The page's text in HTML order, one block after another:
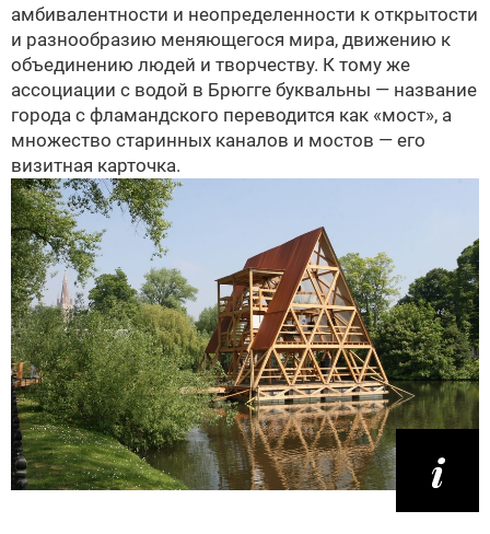
амбивалентности и неопределенности к открытости
и разнообразию меняющегося мира, движению к
объединению людей и творчеству. К тому же
ассоциации с водой в Брюгге буквальны — название
города с фламандского переводится как «мост», а
множество старинных каналов и мостов — его
визитная карточка.